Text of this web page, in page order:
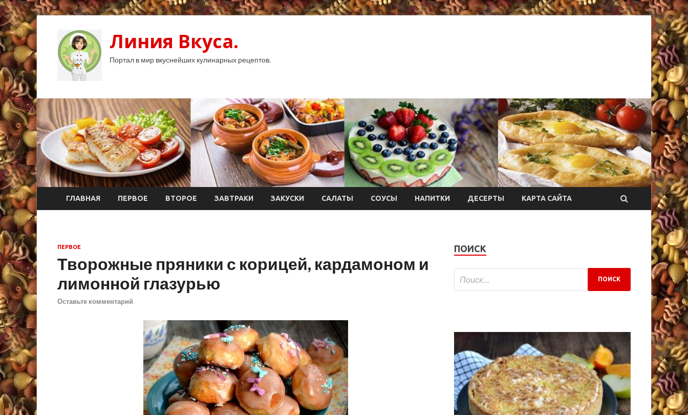
Линия Вкуса.
Портал в мир вкуснейших кулинарных рецептов.
ГЛАВНАЯ ПЕРВОЕ ВТОРОЕ ЗАВТРАКИ ЗАКУСКИ САЛАТЫ СОУСЫ НАПИТКИ ДЕСЕРТЫ КАРТА САЙТА
ПЕРВОЕ
Творожные пряники с корицей, кардамоном и
лимонной глазурью
Оставьте комментарий
ПОИСК